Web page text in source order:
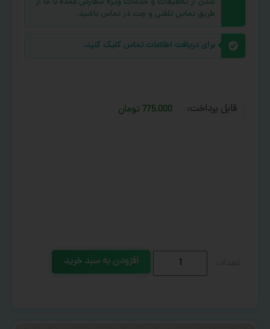
طریق تماس تلفنی و چت در تماس باشید.
برای دریافت اطلاعات تماس کلیک کنید.
قابل پرداخت: 775,000 تومان
افزودن به سبد خرید